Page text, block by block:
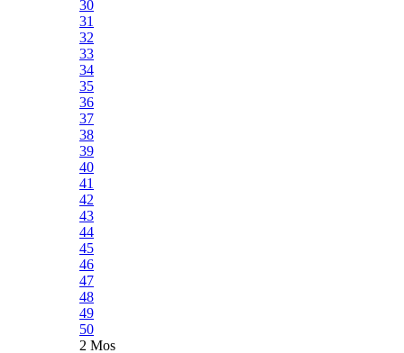
30
31
32
33
34
35
36
37
38
39
40
41
42
43
44
45
46
47
48
49
50
2 Mos